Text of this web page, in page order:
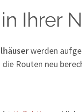
Ihrer
werden
Routen neu